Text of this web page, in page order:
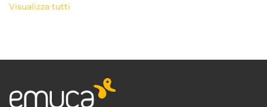
Visualizza tutti